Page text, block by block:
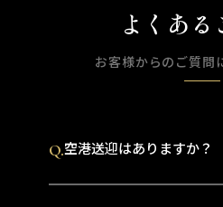
よくある
お客様からのご質問
Q.空港送迎はありますか？